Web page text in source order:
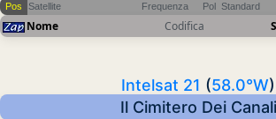
Pos Satellite Frequenza Pol Standard
Nome Codifica
Intelsat 21 (58.0°W)
Il Cimitero Dei Canali